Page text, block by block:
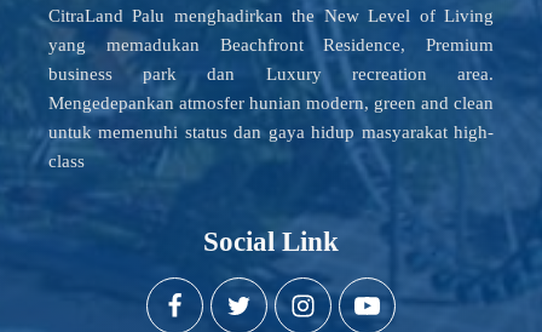
CitraLand Palu menghadirkan the New Level of Living
yang memadukan Beachfront Residence, Premium
business park dan Luxury recreation area.
Mengedepankan atmosfer hunian modern, green and clean
untuk memenuhi status dan gaya hidup masyarakat high-
class
Social Link